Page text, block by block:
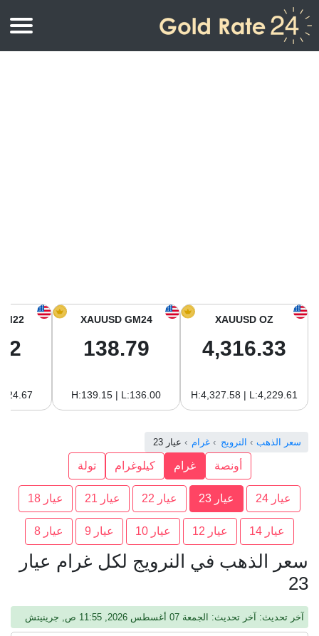
أسعار الذهب في أمريكا الجنوبية
XAUUSD OZ
4,316.33
H:4,327.58 | L:4,229.61
XAUUSD GM24
138.79
H:139.15 | L:136.00
سعر الذهب النرويج غرام عيار 23
أونصة غرام كيلوغرام تولة
عيار 24 عيار 23 عيار 22 عيار 21 عيار 18
عيار 14 عيار 12 عيار 10 عيار 9 عيار 8
سعر الذهب في النرويج لكل غرام عيار
23
آخر تحديث: آخر تحديث: الجمعة 07 أغسطس 2026, 11:55 ص, جرينيتش